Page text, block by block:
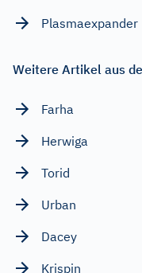
Plasmaexpander
Weitere Artikel aus
Farha
Herwiga
Torid
Urban
Dacey
Krispin